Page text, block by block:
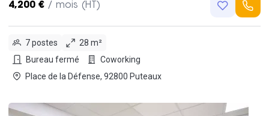
4,200 € / mois (HT)
7 postes
28 m²
Bureau fermé
Coworking
Place de la Défense, 92800 Puteaux